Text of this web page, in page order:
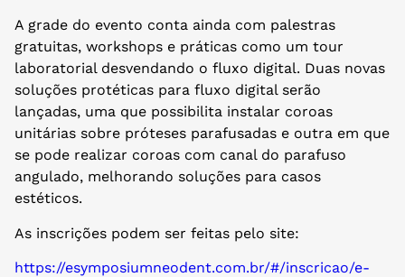
A grade do evento conta ainda com palestras
gratuitas, workshops e práticas como um tour
laboratorial desvendando o fluxo digital. Duas novas
soluções protéticas para fluxo digital serão
lançadas, uma que possibilita instalar coroas
unitárias sobre próteses parafusadas e outra em que
se pode realizar coroas com canal do parafuso
angulado, melhorando soluções para casos
estéticos.
As inscrições podem ser feitas pelo site:
https://esymposiumneodent.com.br/#/inscricao/e-